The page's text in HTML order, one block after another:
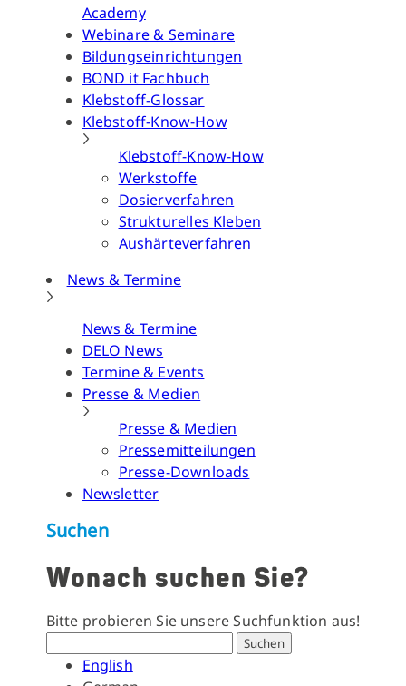
Academy
Webinare & Seminare
Bildungseinrichtungen
BOND it Fachbuch
Klebstoff-Glossar
Klebstoff-Know-How
Klebstoff-Know-How
Werkstoffe
Dosierverfahren
Strukturelles Kleben
Aushärteverfahren
News & Termine
News & Termine
DELO News
Termine & Events
Presse & Medien
Presse & Medien
Pressemitteilungen
Presse-Downloads
Newsletter
Suchen
Wonach suchen Sie?
Bitte probieren Sie unsere Suchfunktion aus!
Suchen
English